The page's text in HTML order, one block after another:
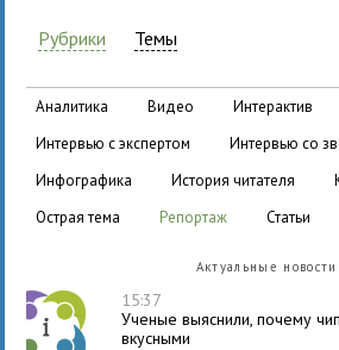
Рубрики Темы
аналитика видео
интерактив
интервью с экспертом
интервью со
инфографика
история читателя
острая тема
репортаж статьи
Актуальные новости
15:37
Ученые выяснили, почему
вкусными